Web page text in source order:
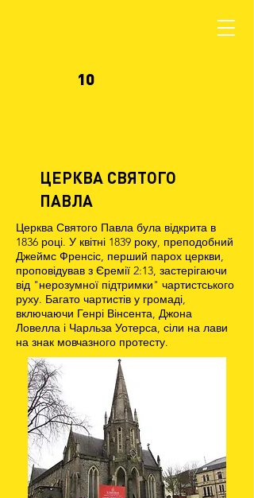
10
ЦЕРКВА СВЯТОГО
ПАВЛА
Церква Святого Павла була відкрита в
1836 році. У квітні 1839 року, преподобний
Джеймс Френсіс, перший парох церкви,
проповідував з Єремії 2:13, застерігаючи
від "нерозумної підтримки" чартистського
руху. Багато чартистів у громаді,
включаючи Генрі Вінсента, Джона
Ловелла і Чарльза Уотерса, сіли на лави
на знак мовчазного протесту.